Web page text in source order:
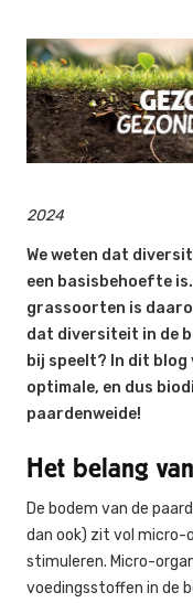
2024
We weten dat
een basisbehoefte
grassoorten is
dat diversiteit in de
bij speelt? In dit blog
optimale, en dus
paardenweide!
Het belang
De bodem van de
dan ook) zit vol micro-
stimuleren. Micro-
voedingsstoffen in de